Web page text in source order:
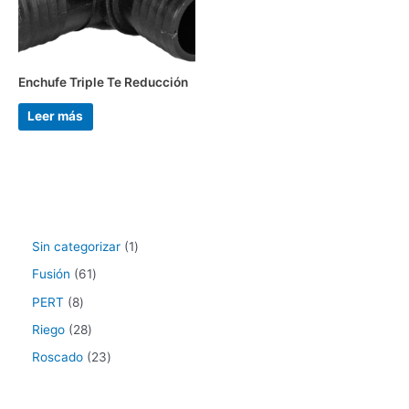
Enchufe Triple Te Reducción
Leer más
Sin categorizar 1
Fusión 61
PERT 8
Riego 28
Roscado 23